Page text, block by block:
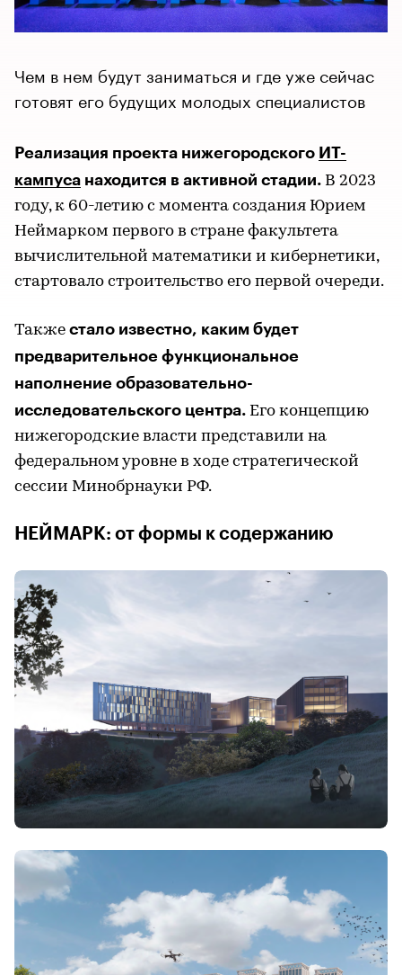
Чем в нем будут заниматься и где уже сейчас
готовят его будущих молодых специалистов
Реализация проекта нижегородского ИТ-
кампуса находится в активной стадии. В 2023
году, к 60-летию с момента создания Юрием
Неймарком первого в стране факультета
вычислительной математики и кибернетики,
стартовало строительство его первой очереди.
Также стало известно, каким будет
предварительное функциональное
наполнение образовательно-
исследовательского центра. Его концепцию
нижегородские власти представили на
федеральном уровне в ходе стратегической
сессии Минобрнауки РФ.
НЕЙМАРК: от формы к содержанию